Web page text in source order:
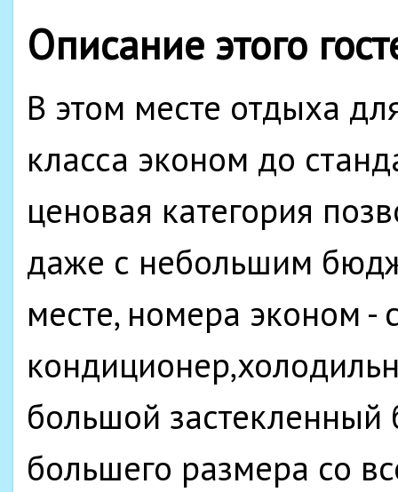
Описание этого
В этом месте отдыха
класса эконом до
ценовая категория
даже с небольшим
месте, номера эконом -
большой
большего размера со